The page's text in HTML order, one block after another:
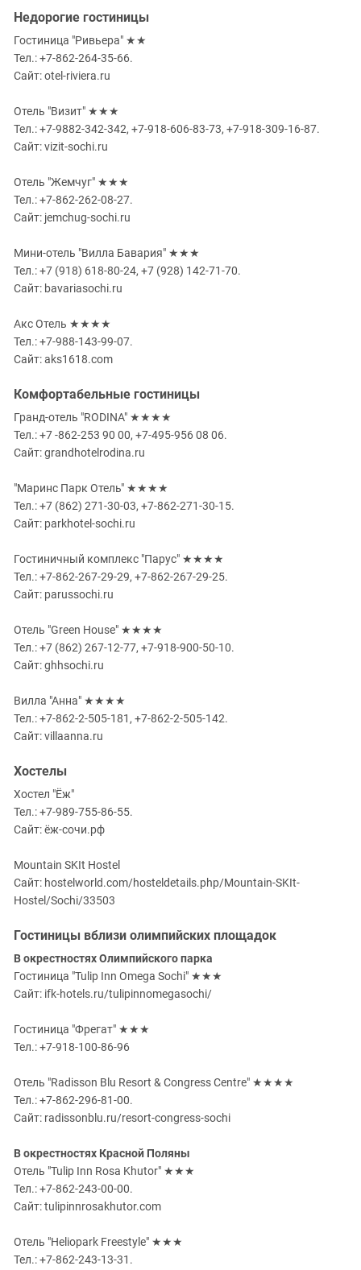
Недорогие гостиницы
Гостиница "Ривьера" ★★
Тел.: +7-862-264-35-66.
Сайт: otel-riviera.ru
Отель "Визит" ★★★
Тел.: +7-9882-342-342, +7-918-606-83-73, +7-918-309-16-87.
Сайт: vizit-sochi.ru
Отель "Жемчуг" ★★★
Тел.: +7-862-262-08-27.
Сайт: jemchug-sochi.ru
Мини-отель "Вилла Бавария" ★★★
Тел.: +7 (918) 618-80-24, +7 (928) 142-71-70.
Сайт: bavariasochi.ru
Акс Отель ★★★★
Тел.: +7-988-143-99-07.
Сайт: aks1618.com
Комфортабельные гостиницы
Гранд-отель "RODINA" ★★★★
Тел.: +7 -862-253 90 00, +7-495-956 08 06.
Сайт: grandhotelrodina.ru
"Маринс Парк Отель" ★★★★
Тел.: +7 (862) 271-30-03, +7-862-271-30-15.
Сайт: parkhotel-sochi.ru
Гостиничный комплекс "Парус" ★★★★
Тел.: +7-862-267-29-29, +7-862-267-29-25.
Сайт: parussochi.ru
Отель "Green House" ★★★★
Тел.: +7 (862) 267-12-77, +7-918-900-50-10.
Сайт: ghhsochi.ru
Вилла "Анна" ★★★★
Тел.: +7-862-2-505-181, +7-862-2-505-142.
Сайт: villaanna.ru
Хостелы
Хостел "Ёж"
Тел.: +7-989-755-86-55.
Сайт: ёж-сочи.рф
Mountain SKIt Hostel
Сайт: hostelworld.com/hosteldetails.php/Mountain-SKIt-
Hostel/Sochi/33503
Гостиницы вблизи олимпийских площадок
В окрестностях Олимпийского парка
Гостиница "Tulip Inn Omega Sochi" ★★★
Сайт: ifk-hotels.ru/tulipinnomegasochi/
Гостиница "Фрегат" ★★★
Тел.: +7-918-100-86-96
Отель "Radisson Blu Resort & Congress Centre" ★★★★
Тел.: +7-862-296-81-00.
Сайт: radissonblu.ru/resort-congress-sochi
В окрестностях Красной Поляны
Отель "Tulip Inn Rosa Khutor" ★★★
Тел.: +7-862-243-00-00.
Сайт: tulipinnrosakhutor.com
Отель "Heliopark Freestyle" ★★★
Тел.: +7-862-243-13-31.